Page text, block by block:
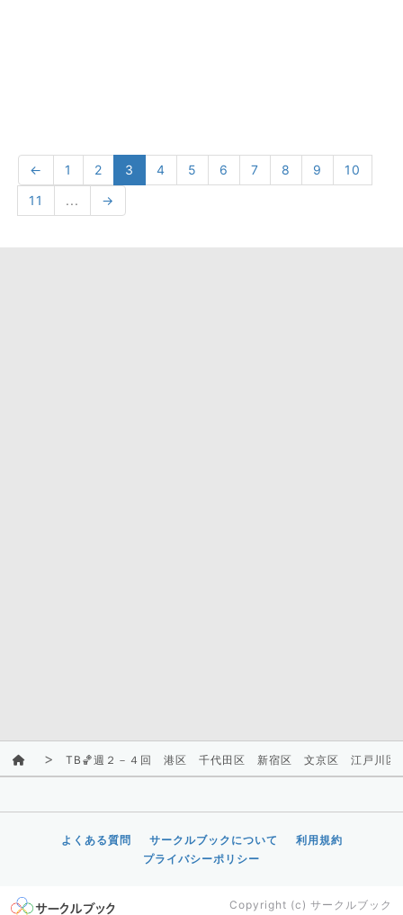
← 1 2 3 4 5 6 7 8 9
10
11
... →
TB🏀週２－４回 港区 千代田区 新宿区 文京区 江戸川区
よくある質問 サークルブックについて
利用規約
プライバシーポリシー
Copyright (c) サークルブック